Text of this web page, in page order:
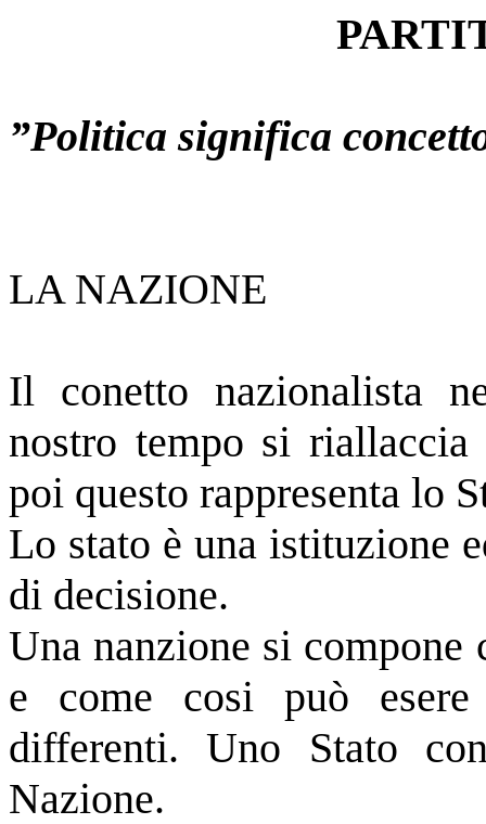
”Politica significa
LA NAZIONE
Il conetto nazionalista
nostro tempo si riallaccia
poi questo rappresenta lo
Lo stato è una istituzione
di decisione.
Una nanzione si
e come cosi può
differenti. Uno Stato
Nazione.